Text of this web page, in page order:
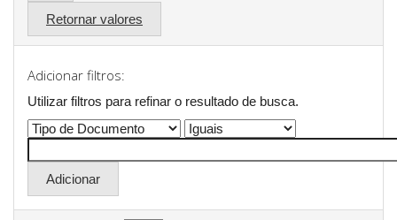
Retornar valores
Adicionar filtros:
Utilizar filtros para refinar o resultado de busca.